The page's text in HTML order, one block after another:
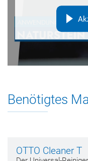
Benötigtes
OTTO Cleaner T